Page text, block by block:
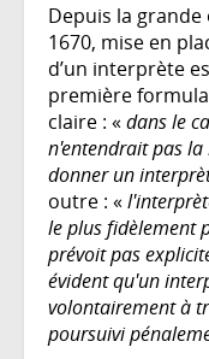
Depuis la
1670, mise en
d’un interprète
première
claire : «dans le
n'entendrait pas
donner un
outre : «
le plus fidèlement
prévoit pas
évident qu'un
volontairement à
poursuivi